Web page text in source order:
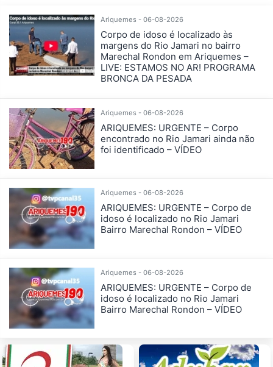
Ariquemes - 06-08-2026
Corpo de idoso é localizado às
margens do Rio Jamari no bairro
Marechal Rondon em Ariquemes –
LIVE: ESTAMOS NO AR! PROGRAMA
BRONCA DA PESADA
Ariquemes - 06-08-2026
ARIQUEMES: URGENTE – Corpo
encontrado no Rio Jamari ainda não
foi identificado – VÍDEO
Ariquemes - 06-08-2026
ARIQUEMES: URGENTE – Corpo de
idoso é localizado no Rio Jamari
Bairro Marechal Rondon – VÍDEO
Ariquemes - 06-08-2026
ARIQUEMES: URGENTE – Corpo de
idoso é localizado no Rio Jamari
Bairro Marechal Rondon – VÍDEO